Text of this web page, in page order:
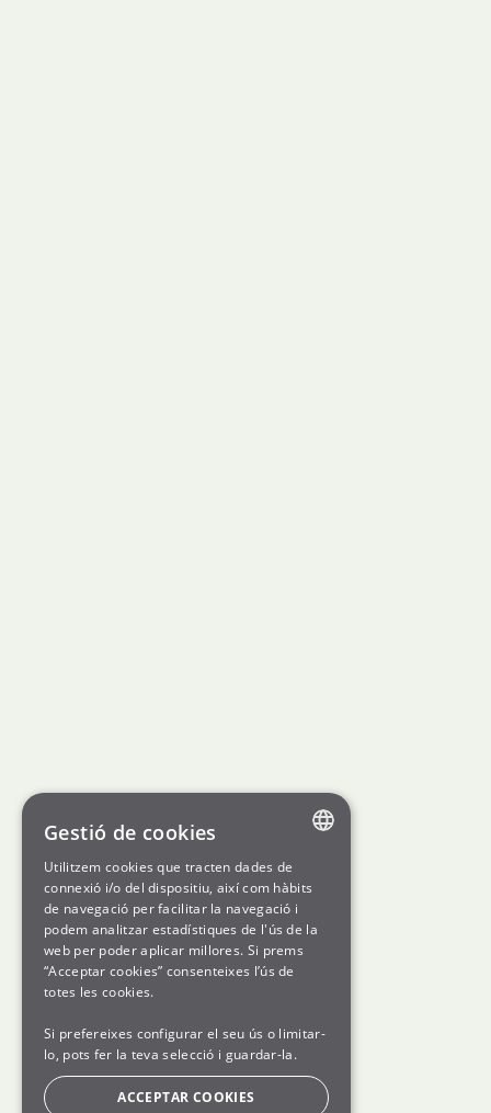
ENGLISH
SPANISH
GL
Gestió de cookies
Utilitzem cookies que tracten dades de
connexió i/o del dispositiu, així com hàbits
de navegació per facilitar la navegació i
podem analitzar estadístiques de l'ús de la
web per poder aplicar millores. Si prems
“Acceptar cookies” consenteixes l’ús de
totes les cookies.
Si prefereixes configurar el seu ús o limitar-
lo, pots fer la teva selecció i guardar-la.
ACCEPTAR COOKIES